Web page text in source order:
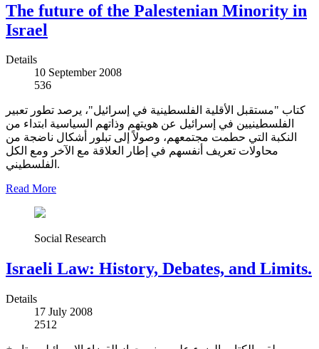
The future of the Palestenian Minority in
Israel
Details
10 September 2008
536
كتاب "مستقبل الأقلية الفلسطينية في إسرائيل"، يرصد تطور تعبير
الفلسطينيين في إسرائيل عن هويتهم وذاتهم السياسية ابتداء من
النكبة التي حطمت مجتمعهم، وصولاً إلى تبلور أشكال ناضجة من
محاولات تعريف أنفسهم في إطار العلاقة مع الآخر ومع الكل
الفلسطيني.
Read More
Social Research
Israeli Law: History, Debates, and Limits.
Details
17 July 2008
2512